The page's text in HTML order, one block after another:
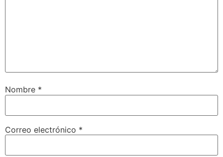
Nombre *
Correo electrónico *